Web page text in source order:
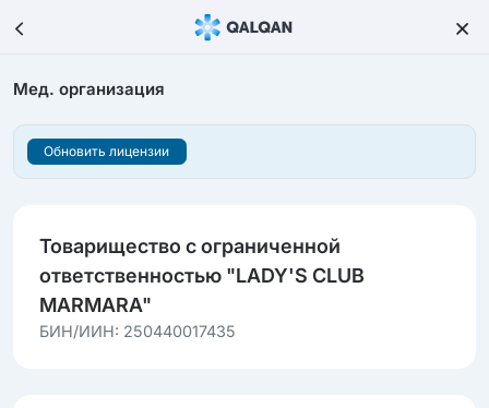
Мед. организация
Обновить лицензии
Товарищество с ограниченной
ответственностью "LADY'S CLUB
MARMARA"
БИН/ИИН: 250440017435